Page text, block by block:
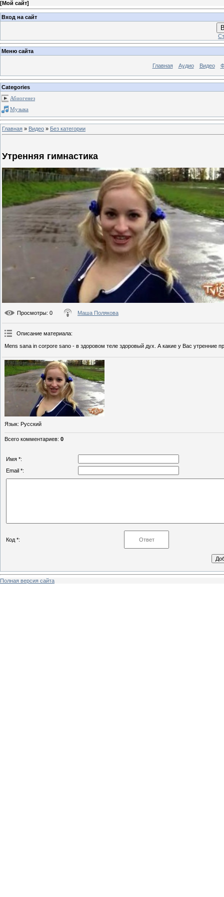
[Мой сайт]
Вход на сайт
Меню сайта
Главная Аудио Видео
Categories
Абиогенез
Музыка
Главная » Видео » Без категории
Утренняя гимнастика
Просмотры: 0 Маша Полякова
Описание материала:
Mens sana in corpore sano - в здоровом теле здоровый дух. А какие у Вас утренние
Язык: Русский
Всего комментариев: 0
Имя *:
Email *:
Код *:
Полная версия сайта